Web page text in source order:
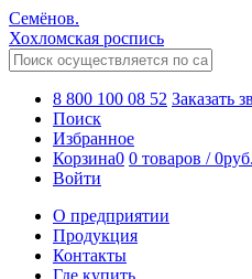
Семёнов.
Хохломская роспись
8 800 100 08 52 Заказать
Поиск
Избранное
Корзина0 0 товаров /0руб.
Войти
О предприятии
Продукция
Контакты
Где купить